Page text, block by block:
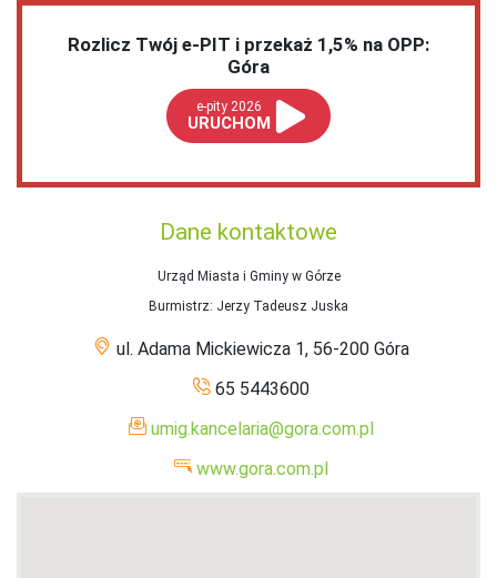
Rozlicz Twój e-PIT i przekaż 1,5% na OPP:
Góra
e-pity 2026
URUCHOM
Dane kontaktowe
Urząd Miasta i Gminy w Górze
Burmistrz: Jerzy Tadeusz Juska
ul. Adama Mickiewicza 1, 56-200 Góra
65 5443600
umig.kancelaria@gora.com.pl
www.gora.com.pl